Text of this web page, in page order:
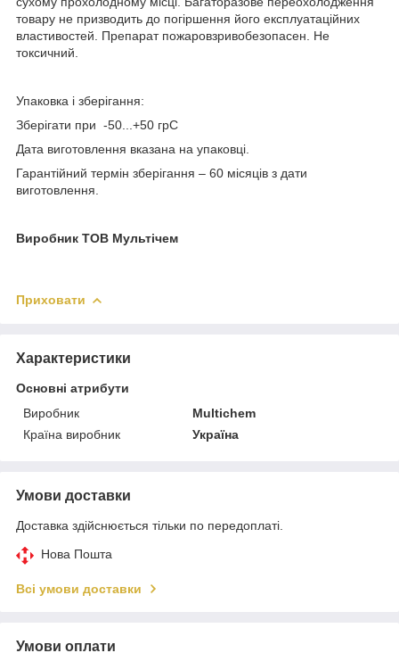
товару не призводить до погіршення його експлуатаційних
властивостей. Препарат пожаровзривобезопасен. Не
токсичний.
Упаковка і зберігання:
Зберігати при -50...+50 грС
Дата виготовлення вказана на упаковці.
Гарантійний термін зберігання – 60 місяців з дати
виготовлення.
Виробник ТОВ Мультічем
Приховати
Характеристики
Основні атрибути
Виробник
Multichem
Країна виробник
Україна
Умови доставки
Доставка здійснюється тільки по передоплаті.
Нова Пошта
Всі умови доставки
Умови оплати